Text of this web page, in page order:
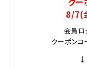
8/7(
会員ロ
クーポンコ
↓